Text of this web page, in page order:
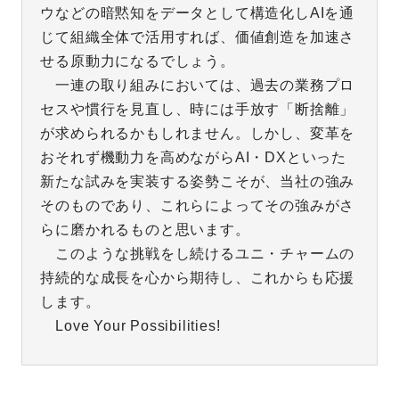
ウなどの暗黙知をデータとして構造化しAIを通
じて組織全体で活用すれば、価値創造を加速さ
せる原動力になるでしょう。
一連の取り組みにおいては、過去の業務プロ
セスや慣行を見直し、時には手放す「断捨離」
が求められるかもしれません。しかし、変革を
おそれず機動力を高めながらAI・DXといった
新たな試みを実装する姿勢こそが、当社の強み
そのものであり、これらによってその強みがさ
らに磨かれるものと思います。
このような挑戦をし続けるユニ・チャームの
持続的な成長を心から期待し、これからも応援
します。
Love Your Possibilities!